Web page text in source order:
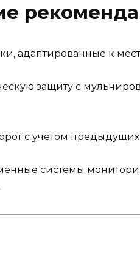
адаптированные к
защиту с
с учетом
системы